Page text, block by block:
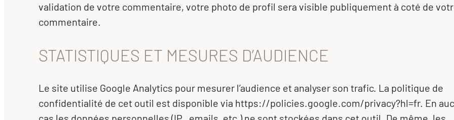
validation de votre commentaire, votre photo de profil sera visible publiquement à coté de
commentaire.
STATISTIQUES ET MESURES D’AUDIENCE
Le site utilise Google Analytics pour mesurer l’audience et analyser son trafic. La politique de
confidentialité de cet outil est disponible via https://policies.google.com/privacy?hl=fr. En